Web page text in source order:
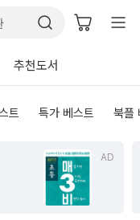
추천도서
트 특가 베스트 북플
AD